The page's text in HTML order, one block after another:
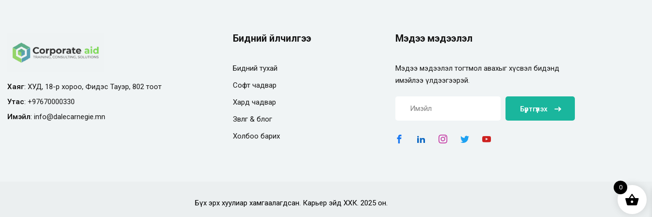
Хаяг: ХУД, 18-р хороо, Фидэс Тауэр, 802 тоот
Утас: +97670000330
Имэйл: info@dalecarnegie.mn
Бидний үйлчилгээ
Бидний тухай
Софт чадвар
Хард чадвар
Зөвлөгөө & блог
Холбоо барих
Мэдээ мэдээлэл
Мэдээ мэдээлэл тогтмол авахыг хүсвэл бидэнд
имэйлээ үлдээгээрэй.
Бүртгүүлэх
Бүх эрх хуулиар хамгаалагдсан. Карьер эйд ХХК. 2025 он.
0